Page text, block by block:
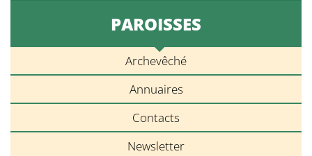
PAROISSES
Archevêché
Annuaires
Contacts
Newsletter